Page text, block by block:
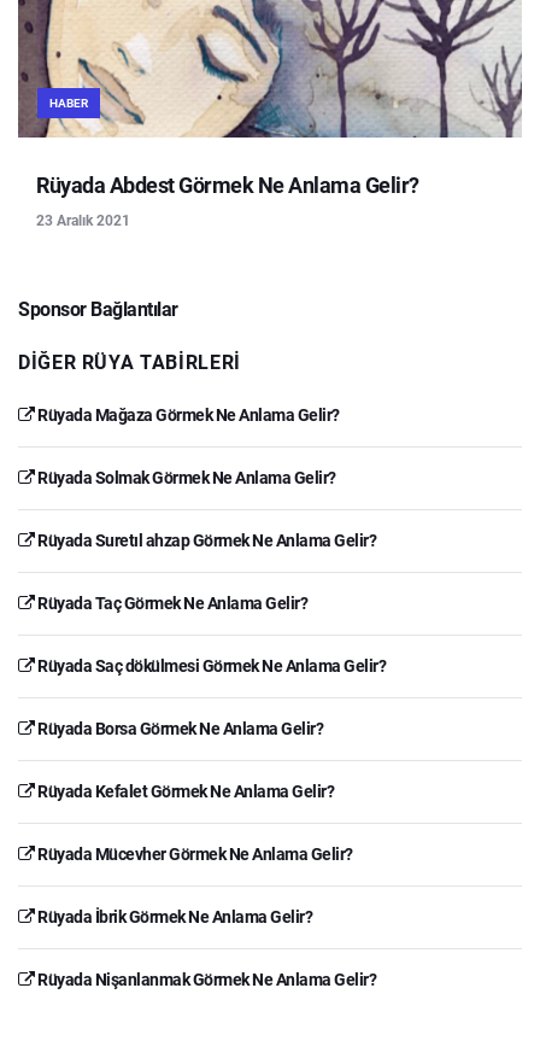
HABER
Rüyada Abdest Görmek Ne Anlama Gelir?
23 Aralık 2021
Sponsor Bağlantılar
DIĞER RÜYA TABIRLERI
Rüyada Mağaza Görmek Ne Anlama Gelir?
Rüyada Solmak Görmek Ne Anlama Gelir?
Rüyada Suretıl ahzap Görmek Ne Anlama Gelir?
Rüyada Taç Görmek Ne Anlama Gelir?
Rüyada Saç dökülmesi Görmek Ne Anlama Gelir?
Rüyada Borsa Görmek Ne Anlama Gelir?
Rüyada Kefalet Görmek Ne Anlama Gelir?
Rüyada Mücevher Görmek Ne Anlama Gelir?
Rüyada İbrik Görmek Ne Anlama Gelir?
Rüyada Nişanlanmak Görmek Ne Anlama Gelir?